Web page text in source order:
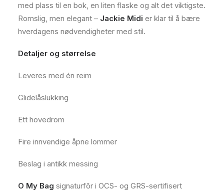
med plass til en bok, en liten flaske og alt det viktigste.
Romslig, men elegant – Jackie Midi er klar til å bære
hverdagens nødvendigheter med stil.
Detaljer og størrelse
Leveres med én reim
Glidelåslukking
Ett hovedrom
Fire innvendige åpne lommer
Beslag i antikk messing
O My Bag signaturfôr i OCS- og GRS-sertifisert